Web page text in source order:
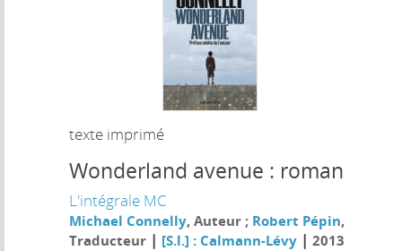
texte imprimé
Wonderland avenue : roman
L'intégrale MC
Michael Connelly, Auteur ; Robert Pépin,
Traducteur | [S.l.] : Calmann-Lévy |2013